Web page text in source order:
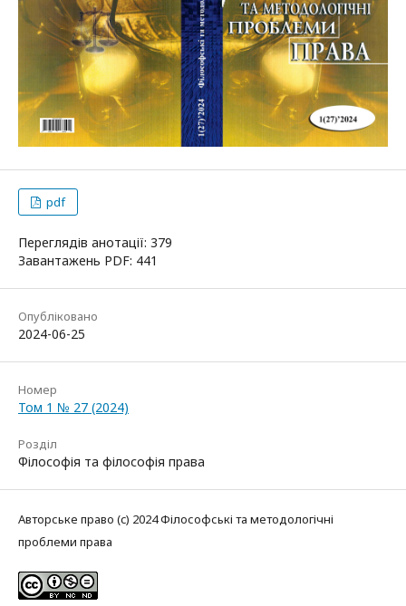
pdf
Переглядів анотації: 379
Завантажень PDF: 441
Опубліковано
2024-06-25
Номер
Том 1 № 27 (2024)
Розділ
Філософія та філософія права
Авторське право (c) 2024 Філософські та методологічні
проблеми права